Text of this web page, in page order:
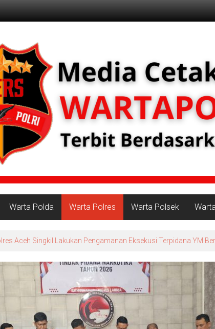
Warta Polda Warta Polres Warta Polsek
Aceh Singkil Lakukan Pengamanan Eksekusi Terpidana YM